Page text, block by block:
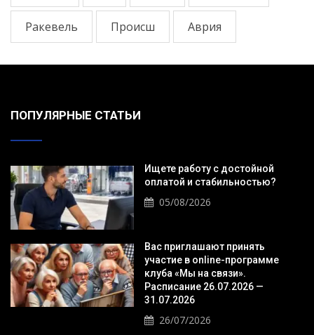
Ракевель Происш Аврия
ПОПУЛЯРНЫЕ СТАТЬИ
Ищете работу с достойной
оплатой и стабильностью?
05/08/2026
Вас приглашают принять
участие в online-программе
клуба «Мы на связи».
Расписание 26.07.2026 —
31.07.2026
26/07/2026